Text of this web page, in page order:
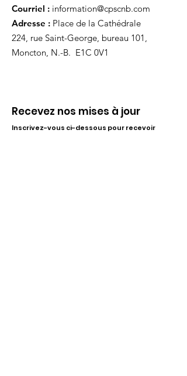
Courriel : information@cpscnb.com
Adresse : Place de la Cathédrale
224, rue Saint-George, bureau 101,
Moncton, N.-B. E1C 0V1
Recevez nos mises à jour
Inscrivez-vous ci-dessous pour recevoir